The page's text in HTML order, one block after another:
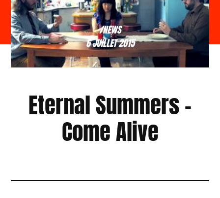
/NEWS
6 JUILLET 2015
Eternal Summers –
Come Alive